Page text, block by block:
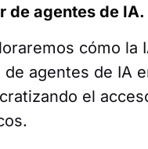
de agentes de IA.
cómo la
agentes de IA
el